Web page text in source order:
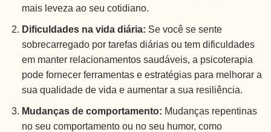
mais leveza ao seu cotidiano.
Dificuldades na vida diária: Se você se sente
sobrecarregado por tarefas diárias ou tem dificuldades
em manter relacionamentos saudáveis, a psicoterapia
pode fornecer ferramentas e estratégias para melhorar a
sua qualidade de vida e aumentar a sua resiliência.
Mudanças de comportamento: Mudanças repentinas
no seu comportamento ou no seu humor, como